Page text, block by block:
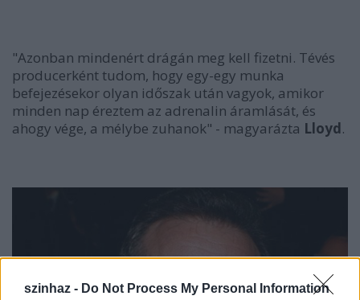
szinhaz - Do Not Process My Personal Information
"Azonban mindenért drágán meg kell fizetni. Tévés
producerként tudom, hogy egy-egy munka
befejezésekor olyan időszak után vagyok, amikor
minden nap éreztem az adrenalin áramlását, és
ahogy vége, a mélybe zuhanok" - magyarázta Lloyd.